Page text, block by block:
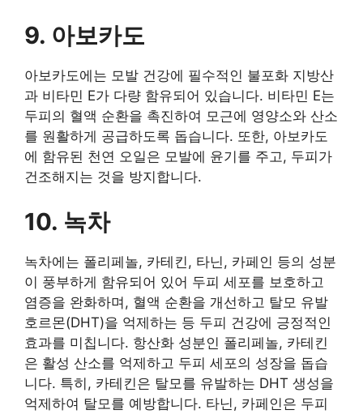
9. 아보카도
아보카도에는 모발 건강에 필수적인 불포화 지방산
과 비타민 E가 다량 함유되어 있습니다. 비타민 E는
두피의 혈액 순환을 촉진하여 모근에 영양소와 산소
를 원활하게 공급하도록 돕습니다. 또한, 아보카도
에 함유된 천연 오일은 모발에 윤기를 주고, 두피가
건조해지는 것을 방지합니다.
10. 녹차
녹차에는 폴리페놀, 카테킨, 타닌, 카페인 등의 성분
이 풍부하게 함유되어 있어 두피 세포를 보호하고
염증을 완화하며, 혈액 순환을 개선하고 탈모 유발
호르몬(DHT)을 억제하는 등 두피 건강에 긍정적인
효과를 미칩니다. 항산화 성분인 폴리페놀, 카테킨
은 활성 산소를 억제하고 두피 세포의 성장을 돕습
니다. 특히, 카테킨은 탈모를 유발하는 DHT 생성을
억제하여 탈모를 예방합니다. 타닌, 카페인은 두피